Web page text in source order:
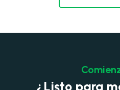
¿Listo para